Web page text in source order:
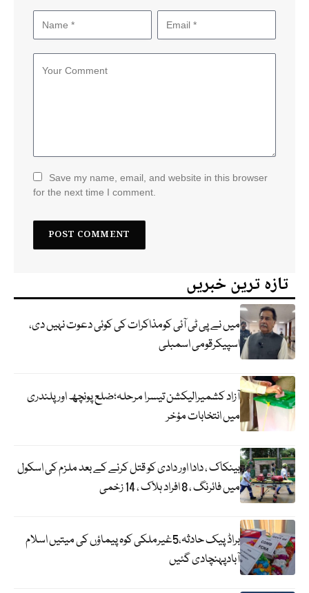
Save my name, email, and website in this browser
for the next time I comment.
تازہ ترین خبریں
میں نے پی ٹی آئی کومذاکرات کی کوئی دعوت نہیں دی،
اسپیکرقومی اسمبلی
آزاد کشمیرالیکشن تیسرا مرحلہ؛ضلع پونچھ اور پلندری
میں انتخابات مؤخر
بینکاک ، دادا اور دادی کو قتل کرنے کے بعد ملزم کی اسکول
میں فائرنگ ، 8 افراد ہلاک ، 14 زخمی
براڈ پیک حادثہ،5غیرملکی کوہ پیماؤں کی میتیں اسلام
آبادپہنچادی گئیں